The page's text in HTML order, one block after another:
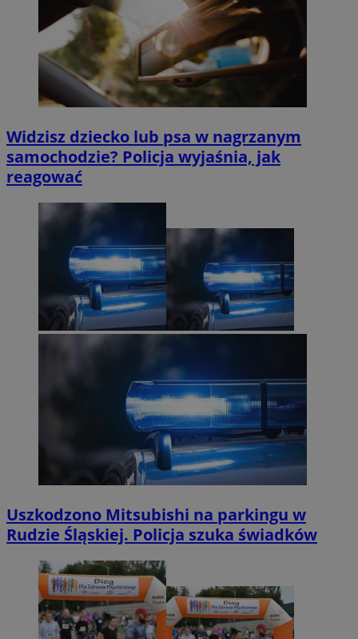
Widzisz dziecko lub psa w nagrzanym
samochodzie? Policja wyjaśnia, jak
reagować
Uszkodzono Mitsubishi na parkingu w
Rudzie Śląskiej. Policja szuka świadków